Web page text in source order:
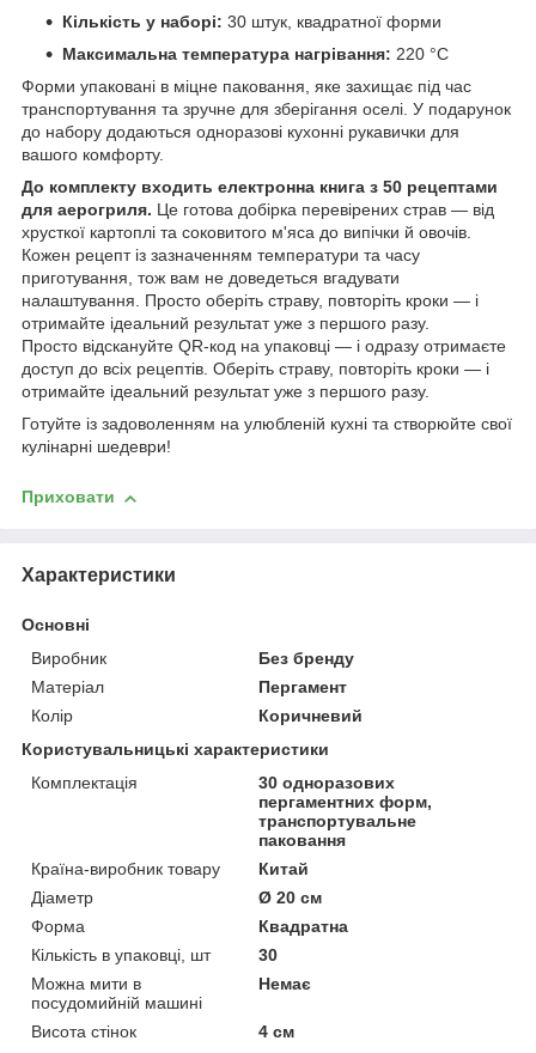
Кількість у наборі: 30 штук, квадратної форми
Максимальна температура нагрівання: 220 °C
Форми упаковані в міцне паковання, яке захищає під час
транспортування та зручне для зберігання оселі. У подарунок
до набору додаються одноразові кухонні рукавички для
вашого комфорту.
До комплекту входить електронна книга з 50 рецептами
для аерогриля. Це готова добірка перевірених страв — від
хрусткої картоплі та соковитого м'яса до випічки й овочів.
Кожен рецепт із зазначенням температури та часу
приготування, тож вам не доведеться вгадувати
налаштування. Просто оберіть страву, повторіть кроки — і
отримайте ідеальний результат уже з першого разу.
Просто відскануйте QR-код на упаковці — і одразу отримаєте
доступ до всіх рецептів. Оберіть страву, повторіть кроки — і
отримайте ідеальний результат уже з першого разу.
Готуйте із задоволенням на улюбленій кухні та створюйте свої
кулінарні шедеври!
Приховати
Характеристики
Основні
Виробник
Без бренду
Матеріал
Пергамент
Колір
Коричневий
Користувальницькі характеристики
Комплектація
30 одноразових
пергаментних форм,
транспортувальне
паковання
Країна-виробник товару
Китай
Діаметр
Ø 20 см
Форма
Квадратна
Кількість в упаковці, шт
30
Можна мити в
посудомийній машині
Немає
Висота стінок
4 см